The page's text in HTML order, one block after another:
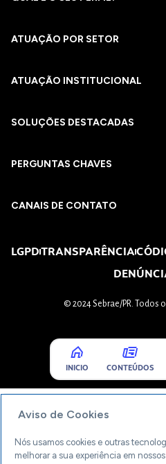
ATUAÇÃO POR SETOR
ATUAÇÃO INSTITUCIONAL
SOLUÇÕES DESTACADAS
PERGUNTAS CHAVES​
CANAIS DE CONTATO
LGPDTRANSPARÊNCIA
© 2024 Sebrae/PR. Todos
INICIO CONTEÚDOS
Aviso de Cookies
Nós usamos cookies e outras
melhorar a sua experiência em